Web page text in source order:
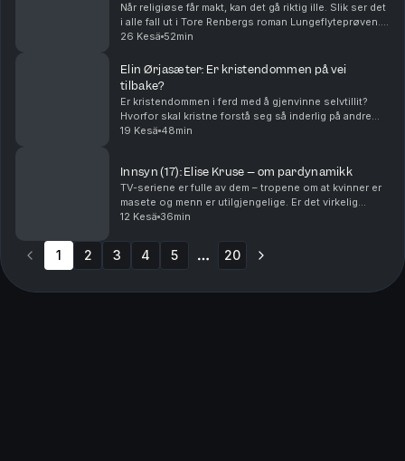
Når religiøse får makt, kan det gå riktig ille. Slik ser det
i alle fall ut i Tore Renbergs roman Lungeflyteprøven.
Den handler om 1600-tallets Tyskland, men den
26 Kesä 52min
Elin Ørjasæter: Er kristendommen på vei
tilbake?
Er kristendommen i ferd med å gjenvinne selvtillit?
Hvorfor skal kristne forstå seg så inderlig på andre
religioner? Og hvorfor er det så vanskelig for Elin
19 Kesä 48min
Innsyn (17): Elise Kruse – om pardynamikk
TV-seriene er fulle av dem – tropene om at kvinner er
masete og menn er utilgjengelige. Er det virkelig
sånn? Til Innsyn-episodene inviterer Åste en kollega
12 Kesä 36min
1 2 3 4 5 20